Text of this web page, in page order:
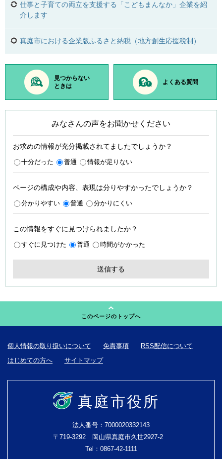
仕事と子育ての両立を支援する「こどもまんなか」企業を紹
介します
真庭市における企業版ふるさと納税（地方創生応援税制）
見つからない
ときは
よくある質問
みなさんの声をお聞かせください
お求めの情報が充分掲載されてましたでしょうか？
十分だった 普通 情報が足りない
ページの構成や内容、表現は分りやすかったでしょうか？
分かりやすい 普通 分かりにくい
この情報をすぐに見つけられましたか？
すぐに見つけた 普通 時間がかかった
このページのトップへ
個人情報の取り扱いについて 免責事項
RSS配信について
はじめての方へ
サイトマップ
真庭市役所
法人番号：7000020332143
〒719-3292 岡山県真庭市久世2927-2
Tel：0867-42-1111